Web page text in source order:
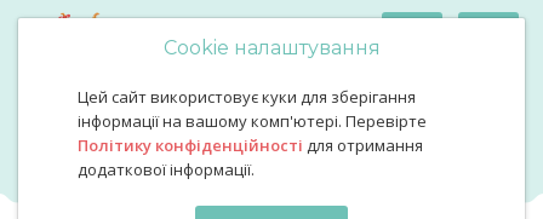
Cookie налаштування
Цей сайт використовує куки для зберігання
інформації на вашому комп'ютері. Перевірте
Політику конфіденційності для отримання
додаткової інформації.
Мусліновий бодік колір темно синій
Мусліновий бодік колір
темно синій